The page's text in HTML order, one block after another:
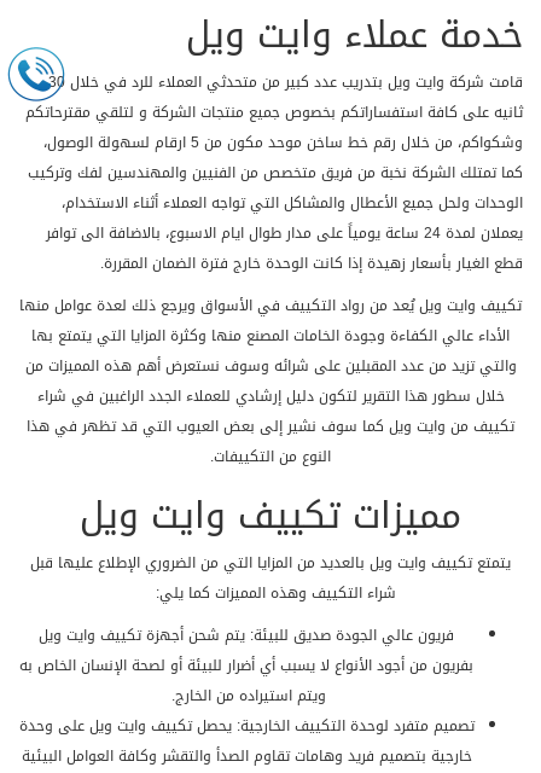
خدمة عملاء وايت ويل
قامت شركة وايت ويل بتدريب عدد كبير من متحدثي العملاء للرد في خلال 30
ثانيه على كافة استفساراتكم بخصوص جميع منتجات الشركة و لتلقي مقترحاتكم
وشكواكم، من خلال رقم خط ساخن موحد مكون من 5 ارقام لسهولة الوصول،
كما تمتلك الشركة نخبة من فريق متخصص من الفنيين والمهندسين لفك وتركيب
الوحدات ولحل جميع الأعطال والمشاكل التي تواجه العملاء أثناء الاستخدام،
يعملان لمدة 24 ساعة يومياً على مدار طوال ايام الاسبوع، بالاضافة الى توافر
قطع الغيار بأسعار زهيدة إذا كانت الوحدة خارج فترة الضمان المقررة.
تكييف وايت ويل يُعد من رواد التكييف في الأسواق ويرجع ذلك لعدة عوامل منها
الأداء عالي الكفاءة وجودة الخامات المصنع منها وكثرة المزايا التي يتمتع بها
والتي تزيد من عدد المقبلين على شرائه وسوف نستعرض أهم هذه المميزات من
خلال سطور هذا التقرير لتكون دليل إرشادي للعملاء الجدد الراغبين في شراء
تكييف من وايت ويل كما سوف نشير إلى بعض العيوب التي قد تظهر في هذا
النوع من التكييفات.
مميزات تكييف وايت ويل
يتمتع تكييف وايت ويل بالعديد من المزايا التي من الضروري الإطلاع عليها قبل
شراء التكييف وهذه المميزات كما يلي:
فريون عالي الجودة صديق للبيئة: يتم شحن أجهزة تكييف وايت ويل
بفريون من أجود الأنواع لا يسبب أي أضرار للبيئة أو لصحة الإنسان الخاص به
ويتم استيراده من الخارج.
تصميم متفرد لوحدة التكييف الخارجية: يحصل تكييف وايت ويل على وحدة
خارجية بتصميم فريد وهامات تقاوم الصدأ والتقشر وكافة العوامل البيئية